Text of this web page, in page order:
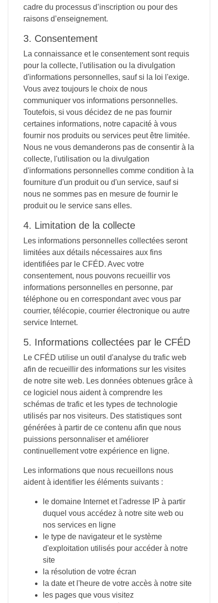
cadre du processus d’inscription ou pour des
raisons d’enseignement.
3. Consentement
La connaissance et le consentement sont requis
pour la collecte, l'utilisation ou la divulgation
d'informations personnelles, sauf si la loi l'exige.
Vous avez toujours le choix de nous
communiquer vos informations personnelles.
Toutefois, si vous décidez de ne pas fournir
certaines informations, notre capacité à vous
fournir nos produits ou services peut être limitée.
Nous ne vous demanderons pas de consentir à la
collecte, l'utilisation ou la divulgation
d'informations personnelles comme condition à la
fourniture d'un produit ou d'un service, sauf si
nous ne sommes pas en mesure de fournir le
produit ou le service sans elles.
4. Limitation de la collecte
Les informations personnelles collectées seront
limitées aux détails nécessaires aux fins
identifiées par le CFÉD. Avec votre
consentement, nous pouvons recueillir vos
informations personnelles en personne, par
téléphone ou en correspondant avec vous par
courrier, télécopie, courrier électronique ou autre
service Internet.
5. Informations collectées par le CFÉD
Le CFÉD utilise un outil d'analyse du trafic web
afin de recueillir des informations sur les visites
de notre site web. Les données obtenues grâce à
ce logiciel nous aident à comprendre les
schémas de trafic et les types de technologie
utilisés par nos visiteurs. Des statistiques sont
générées à partir de ce contenu afin que nous
puissions personnaliser et améliorer
continuellement votre expérience en ligne.
Les informations que nous recueillons nous
aident à identifier les éléments suivants :
le domaine Internet et l'adresse IP à partir
duquel vous accédez à notre site web ou
nos services en ligne
le type de navigateur et le système
d'exploitation utilisés pour accéder à notre
site
la résolution de votre écran
la date et l'heure de votre accès à notre site
les pages que vous visitez